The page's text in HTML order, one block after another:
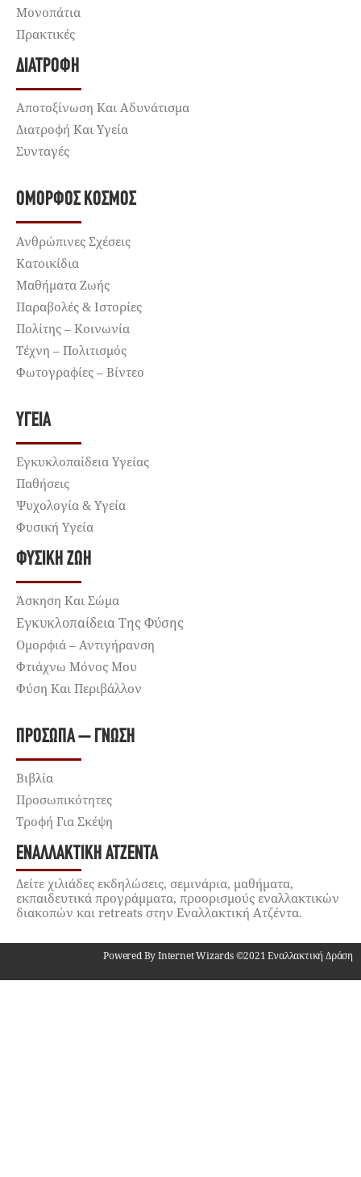
Μονοπάτια
Πρακτικές
ΔΙΑΤΡΟΦΉ
Αποτοξίνωση Και Αδυνάτισμα
Διατροφή Και Υγεία
Συνταγές
ΌΜΟΡΦΟΣ ΚΌΣΜΟΣ
Ανθρώπινες Σχέσεις
Κατοικίδια
Μαθήματα Ζωής
Παραβολές & Ιστορίες
Πολίτης – Κοινωνία
Τέχνη – Πολιτισμός
Φωτογραφίες – Βίντεο
ΥΓΕΊΑ
Εγκυκλοπαίδεια Υγείας
Παθήσεις
Ψυχολογία & Υγεία
Φυσική Υγεία
ΦΥΣΙΚΉ ΖΩΉ
Άσκηση Και Σώμα
Εγκυκλοπαίδεια Της Φύσης
Ομορφιά – Αντιγήρανση
Φτιάχνω Μόνος Μου
Φύση Και Περιβάλλον
ΠΡΌΣΩΠΑ – ΓΝΏΣΗ
Βιβλία
Προσωπικότητες
Τροφή Για Σκέψη
ΕΝΑΛΛΑΚΤΙΚΉ ΑΤΖΈΝΤΑ
Δείτε χιλιάδες εκδηλώσεις, σεμινάρια, μαθήματα,
εκπαιδευτικά προγράμματα, προορισμούς εναλλακτικών
διακοπών και retreats στην Εναλλακτική Ατζέντα.
Powered By Internet Wizards ©2021 Εναλλακτική Δράση